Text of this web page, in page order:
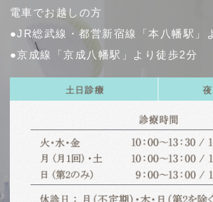
電車でお越しの方
●JR総武線・都営新宿線「本八幡駅」
●京成線「京成八幡駅」より徒歩2分